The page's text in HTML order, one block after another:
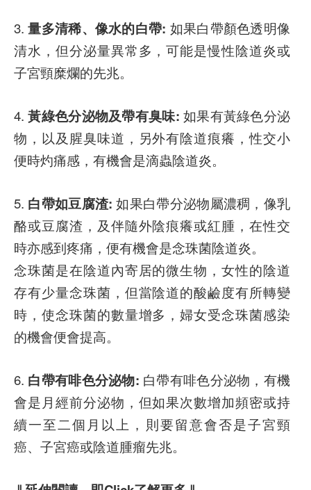
3.量多清稀、像水的白帶: 如果白帶顏色透明像
清水，但分泌量異常多，可能是慢性陰道炎或
子宮頸糜爛的先兆。
4.黃綠色分泌物及帶有臭味: 如果有黃綠色分泌
物，以及腥臭味道，另外有陰道痕癢，性交小
便時灼痛感，有機會是滴蟲陰道炎。
5. 白帶如豆腐渣:如果白帶分泌物屬濃稠，像乳
酪或豆腐渣，及伴隨外陰痕癢或紅腫，在性交
時亦感到疼痛，便有機會是念珠菌陰道炎。
念珠菌是在陰道內寄居的微生物，女性的陰道
存有少量念珠菌，但當陰道的酸鹼度有所轉變
時，使念珠菌的數量增多，婦女受念珠菌感染
的機會便會提高。
6. 白帶有啡色分泌物: 白帶有啡色分泌物，有機
會是月經前分泌物，但如果次數增加頻密或持
續一至二個月以上，則要留意會否是子宮頸
癌、子宮癌或陰道腫瘤先兆。